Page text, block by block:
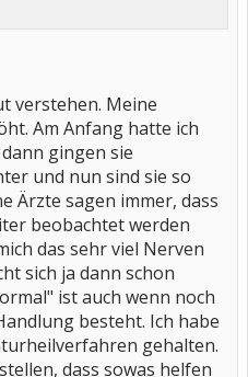
verstehen. Meine
Am Anfang hatte ich
gingen sie
und nun sind sie so
Ärzte sagen immer, dass
beobachtet werden
das sehr viel Nerven
sich ja dann schon
ist auch wenn noch
besteht. Ich habe
gehalten.
dass sowas helfen